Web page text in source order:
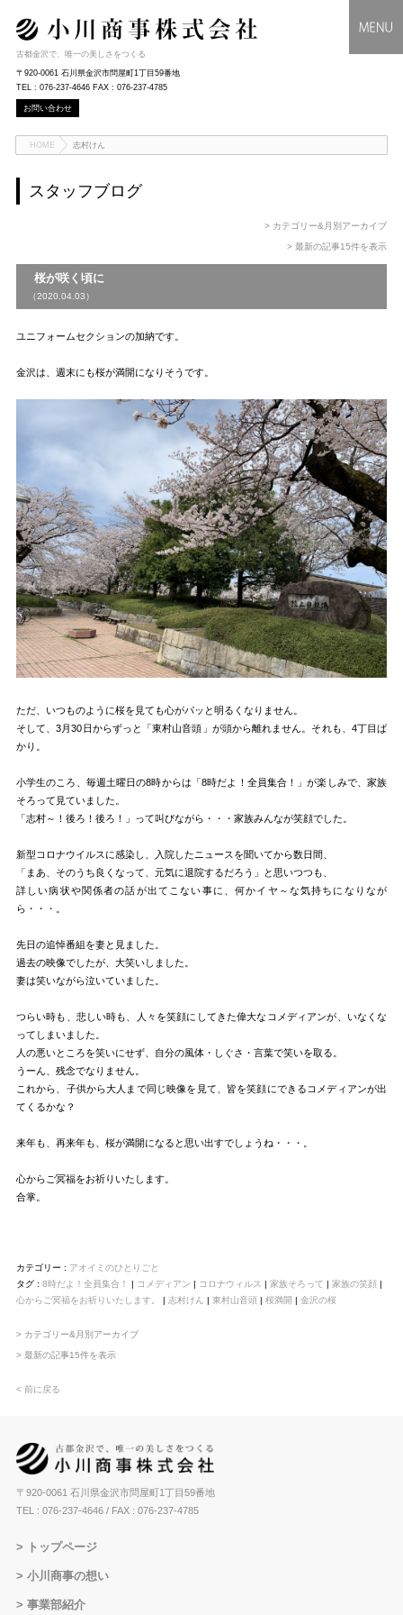
古都金沢で、唯一の美しさをつくる
〒920-0061 石川県金沢市問屋町1丁目59番地
TEL : 076-237-4646 FAX : 076-237-4785
お問い合わせ
HOME 志村けん
スタッフブログ
> カテゴリー&月別アーカイブ
> 最新の記事15件を表示
桜が咲く頃に
（2020.04.03）
ユニフォームセクションの加納です。
金沢は、週末にも桜が満開になりそうです。
ただ、いつものように桜を見ても心がパッと明るくなりません。
そして、3月30日からずっと「東村山音頭」が頭から離れません。それも、4丁目ば
かり。
小学生のころ、毎週土曜日の8時からは「8時だよ！全員集合！」が楽しみで、家族
そろって見ていました。
「志村～！後ろ！後ろ！」って叫びながら・・・家族みんなが笑顔でした。
新型コロナウイルスに感染し、入院したニュースを聞いてから数日間、
「まあ、そのうち良くなって、元気に退院するだろう」と思いつつも、
詳しい病状や関係者の話が出てこない事に、何かイヤ～な気持ちになりなが
ら・・・。
先日の追悼番組を妻と見ました。
過去の映像でしたが、大笑いしました。
妻は笑いながら泣いていました。
つらい時も、悲しい時も、人々を笑顔にしてきた偉大なコメディアンが、いなくな
ってしまいました。
人の悪いところを笑いにせず、自分の風体・しぐさ・言葉で笑いを取る。
うーん、残念でなりません。
これから、子供から大人まで同じ映像を見て、皆を笑顔にできるコメディアンが出
てくるかな？
来年も、再来年も、桜が満開になると思い出すでしょうね・・・。
心からご冥福をお祈りいたします。
合掌。
カテゴリー : アオイミのひとりごと
タグ : 8時だよ！全員集合！ | コメディアン | コロナウィルス | 家族そろって | 家族の笑顔|
心からご冥福をお祈りいたします。
| 志村けん | 東村山音頭| 桜満開 | 金沢の桜
> カテゴリー&月別アーカイブ
> 最新の記事15件を表示
< 前に戻る
〒920-0061 石川県金沢市問屋町1丁目59番地
TEL : 076-237-4646/ FAX : 076-237-4785
トップページ
小川商事の想い
事業部紹介